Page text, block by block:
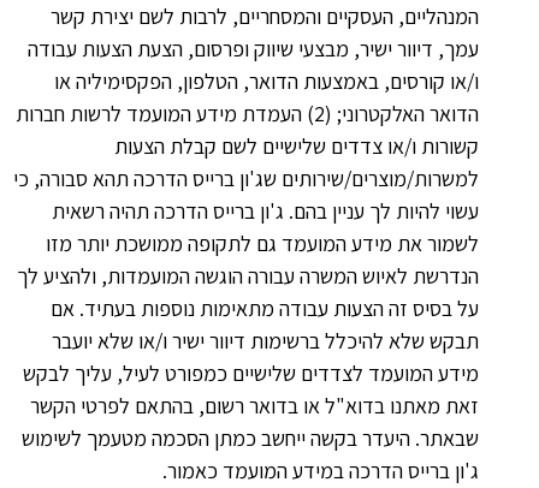
המנהליים, העסקיים והמסחריים, לרבות לשם יצירת קשר
עמך, דיוור ישיר, מבצעי שיווק ופרסום, הצעת הצעות עבודה
ו/או קורסים, באמצעות הדואר, הטלפון, הפקסימיליה או
הדואר האלקטרוני; (2) העמדת מידע המועמד לרשות חברות
קשורות ו/או צדדים שלישיים לשם קבלת הצעות
למשרות/מוצרים/שירותים שג'ון ברייס הדרכה תהא סבורה, כי
עשוי להיות לך עניין בהם. ג'ון ברייס הדרכה תהיה רשאית
לשמור את מידע המועמד גם לתקופה ממושכת יותר מזו
הנדרשת לאיוש המשרה עבורה הוגשה המועמדות, ולהציע לך
על בסיס זה הצעות עבודה מתאימות נוספות בעתיד. אם
תבקש שלא להיכלל ברשימות דיוור ישיר ו/או שלא יועבר
מידע המועמד לצדדים שלישיים כמפורט לעיל, עליך לבקש
זאת מאתנו בדוא"ל או בדואר רשום, בהתאם לפרטי הקשר
שבאתר. היעדר בקשה ייחשב כמתן הסכמה מטעמך לשימוש
ג'ון ברייס הדרכה במידע המועמד כאמור.